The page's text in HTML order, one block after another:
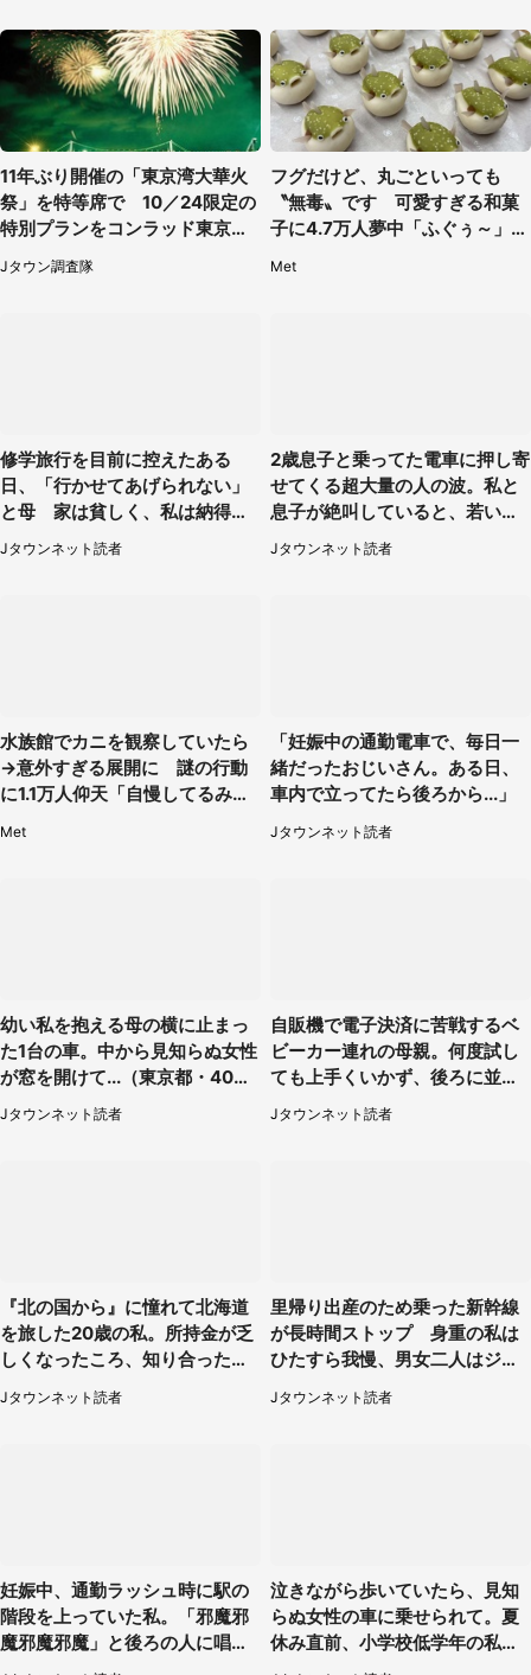
11年ぶり開催の「東京湾大華火
祭」を特等席で 10／24限定の
特別プランをコンラッド東京が
販売【8／3～10／16】
Jタウン調査隊
フグだけど、丸ごといっても
〝無毒〟です 可愛すぎる和菓
子に4.7万人夢中「ふぐぅ～」
Met
修学旅行を目前に控えたある
日、「行かせてあげられない」
と母 家は貧しく、私は納得し
たけれど...（北海道・70代以上
女性）
Jタウンネット読者
2歳息子と乗ってた電車に押し寄
せてくる超大量の人の波。私と
息子が絶叫していると、若いカ
ップルの乗客が...（東京都・60
代女性）
Jタウンネット読者
水族館でカニを観察していたら
→意外すぎる展開に 謎の行動
に1.1万人仰天「自慢してるみた
Met
「妊娠中の通勤電車で、毎日一
緒だったおじいさん。ある日、
車内で立ってたら後ろから...」
Jタウンネット読者
幼い私を抱える母の横に止まっ
た1台の車。中から見知らぬ女性
が窓を開けて...（東京都・40代
男性）
Jタウンネット読者
自販機で電子決済に苦戦するベ
ビーカー連れの母親。何度試し
ても上手くいかず、後ろに並ん
でた私は思わず...（埼玉県・20
代女性）
Jタウンネット読者
『北の国から』に憧れて北海道
を旅した20歳の私。所持金が乏
しくなったころ、知り合ったオ
ジサンに連れて行かれたのは
（福岡県・50代男性）
Jタウンネット読者
里帰り出産のため乗った新幹線
が長時間ストップ 身重の私は
ひたすら我慢、男女二人はジュ
ースを買ってきて（50代女性）
Jタウンネット読者
妊娠中、通勤ラッシュ時に駅の
階段を上っていた私。「邪魔邪
魔邪魔邪魔」と後ろの人に唱え
られて（神奈川県・30代女性）
泣きながら歩いていたら、見知
らぬ女性の車に乗せられて。夏
休み直前、小学校低学年の私に
起きたこと（広島県・30代女